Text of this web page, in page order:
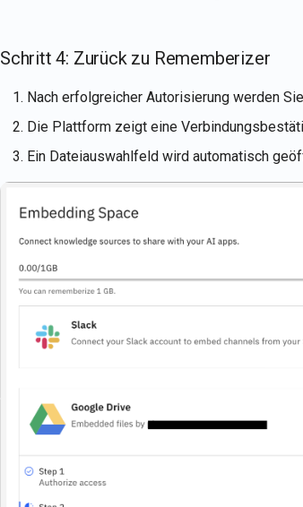
Schritt 4: Zurück zu Rememberizer
Nach erfolgreicher Autorisierung werden
Die Plattform zeigt eine
Ein Dateiauswahlfeld wird automatisch